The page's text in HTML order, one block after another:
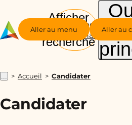
Aller au menu Aller au
Groupe
Alternance
Afficher
la
recherche
le
... Accueil Candidater
Candidater